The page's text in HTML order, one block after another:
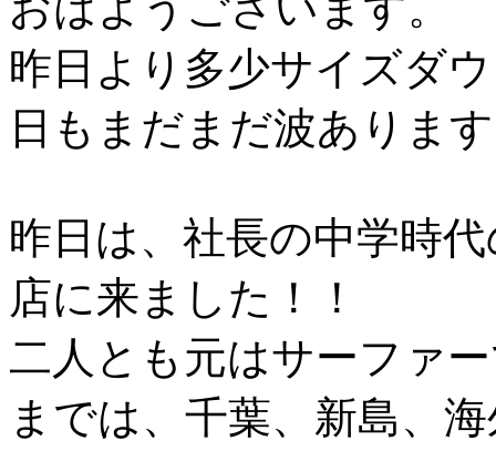
昨日より多少サイズダ
日もまだまだ波ありま
昨日は、社長の中学時
店に来ました！！
二人とも元はサーファ
までは、千葉、新島、